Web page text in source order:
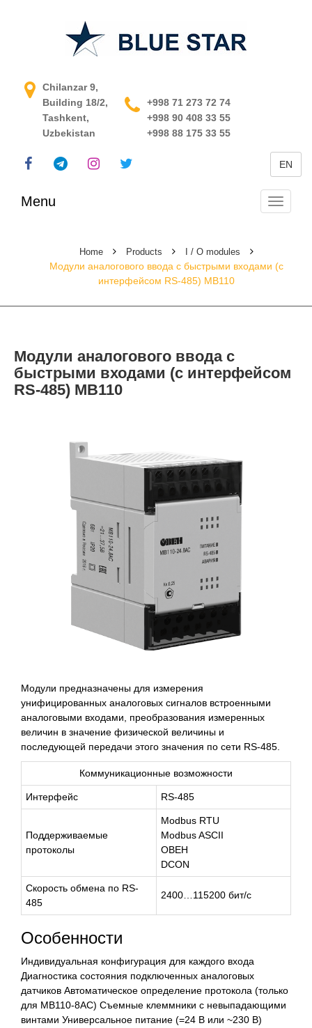
APCS in Uzbekistan
Chilanzar 9,
Building 18/2,
Tashkent,
Uzbekistan
+998 71 273 72 74
+998 90 408 33 55
+998 88 175 33 55
EN
Menu
Toggle
Home Products I / O modules
Модули аналогового ввода с быстрыми входами (с
интерфейсом RS-485) МВ110
Модули аналогового ввода с
быстрыми входами (с интерфейсом
RS-485) МВ110
Модули предназначены для измерения
унифицированных аналоговых сигналов встроенными
аналоговыми входами, преобразования измеренных
величин в значение физической величины и
последующей передачи этого значения по сети RS-485.
Коммуникационные возможности
Интерфейс RS-485
Поддерживаемые
протоколы
Modbus RTU
Modbus ASCII
ОВЕН
DCON
Скорость обмена по RS-
485
2400…115200 бит/с
Особенности
Индивидуальная конфигурация для каждого входа
Диагностика состояния подключенных аналоговых
датчиков Автоматическое определение протокола (только
для МВ110-8АС) Съемные клеммники с невыпадающими
винтами Универсальное питание (=24 В или ~230 В)